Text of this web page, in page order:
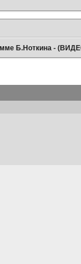
Б.Ноткина -